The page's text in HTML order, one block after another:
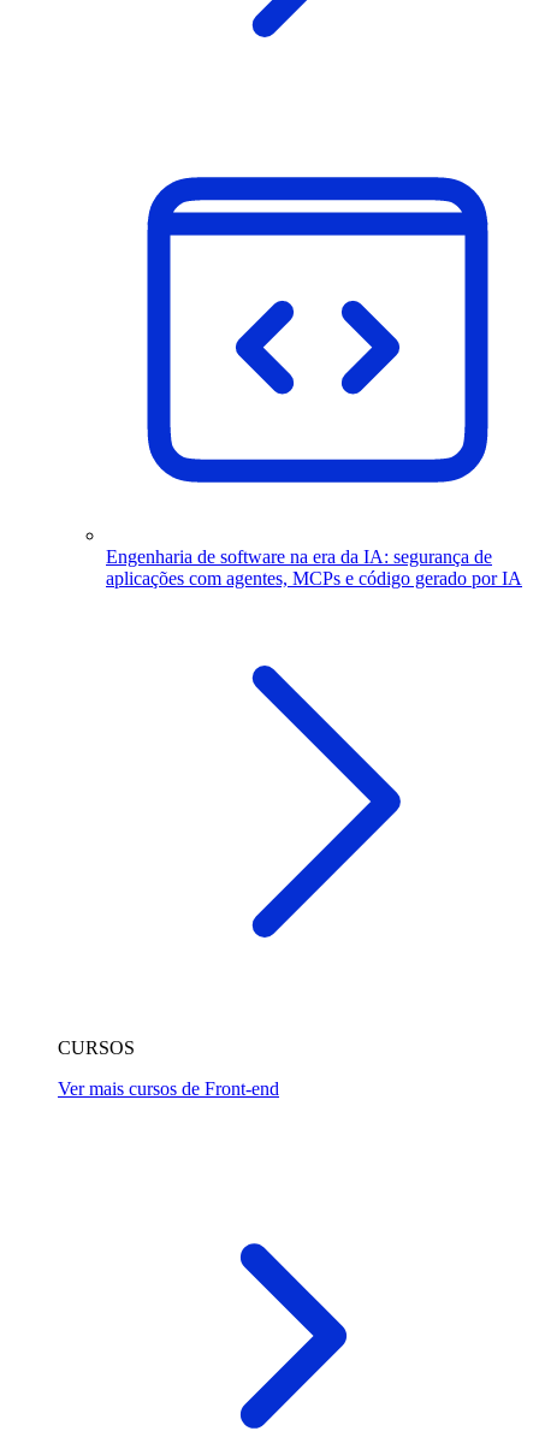
Engenharia de software na era da IA: segurança de
aplicações com agentes, MCPs e código gerado por IA
CURSOS
Ver mais cursos de Front-end